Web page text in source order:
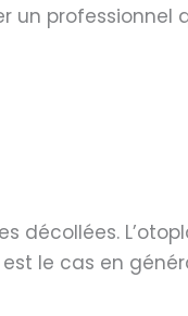
un professionnel
décollées.
le cas en